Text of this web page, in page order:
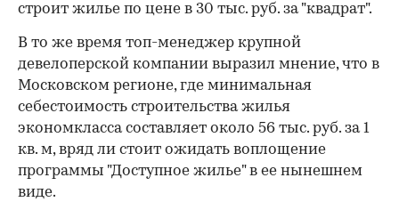
строит жилье по цене в 30 тыс. руб. за "квадрат".
В то же время топ-менеджер крупной
девелоперской компании выразил мнение, что в
Московском регионе, где минимальная
себестоимость строительства жилья
экономкласса составляет около 56 тыс. руб. за 1
кв. м, вряд ли стоит ожидать воплощение
программы "Доступное жилье" в ее нынешнем
виде.